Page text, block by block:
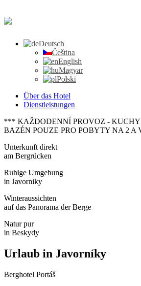
Deutsch
Čeština
English
Magyar
Polski
Über das Hotel
Dienstleistungen
*** KAŽDODENNÍ PROVOZ -
BAZÉN POUZE PRO POBYTY NA 2 A
Unterkunft direkt
am Bergrücken
Ruhige Umgebung
in Javorniky
Winteraussichten
auf das Panorama der Berge
Natur pur
in Beskydy
Urlaub in Javorníky
Berghotel Portáš